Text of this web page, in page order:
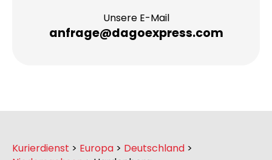
Unsere E-Mail
anfrage@dagoexpress.com
Kurierdienst > Europa > Deutschland >